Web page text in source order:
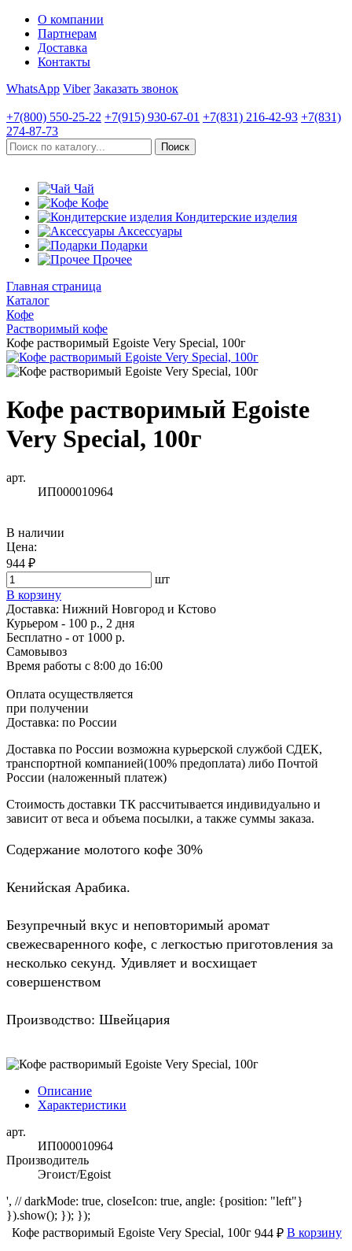
О компании
Партнерам
Доставка
Контакты
WhatsApp Viber Заказать звонок
+7(800) 550-25-22 +7(915) 930-67-01 +7(831) 216-42-93 +7(831)
274-87-73
Чай
Кофе
Кондитерские изделия
Аксессуары
Подарки
Прочее
Главная страница
Каталог
Кофе
Растворимый кофе
Кофе растворимый Egoiste Very Special, 100г
Кофе растворимый Egoiste
Very Special, 100г
арт.
ИП000010964
В наличии
Цена:
944 ₽
шт
В корзину
Доставка: Нижний Новгород и Кстово
Курьером - 100 р., 2 дня
Бесплатно - от 1000 р.
Самовывоз
Время работы с 8:00 до 16:00
Оплата осуществляется
при получении
Доставка: по России
Доставка по России возможна курьерской службой СДЕК,
транспортной компанией(100% предоплата) либо Почтой
России (наложенный платеж)
Стоимость доставки ТК рассчитывается индивидуально и
зависит от веса и объема посылки, а также суммы заказа.
Содержание молотого кофе 30%
Кенийская Арабика.
Безупречный вкус и неповторимый аромат
свежесваренного кофе, с легкостью приготовления за
несколько секунд. Удивляет и восхищает
совершенством
Производство: Швейцария
Описание
Характеристики
арт.
ИП000010964
Производитель
Эгоист/Egoist
', // darkMode: true, closeIcon: true, angle: {position: "left"}
}).show(); }); });
Кофе растворимый Egoiste Very Special, 100г 944 ₽ В корзину